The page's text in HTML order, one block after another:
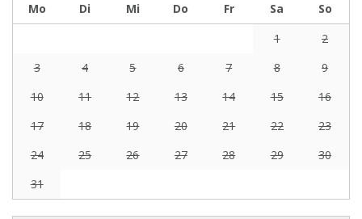
Mo
Di Mi Do Fr Sa
So
1
2
3
4 5 6 7 8
9
10
11 12 13 14 15
16
17
18 19 20 21 22
23
24
25 26 27 28 29
30
31